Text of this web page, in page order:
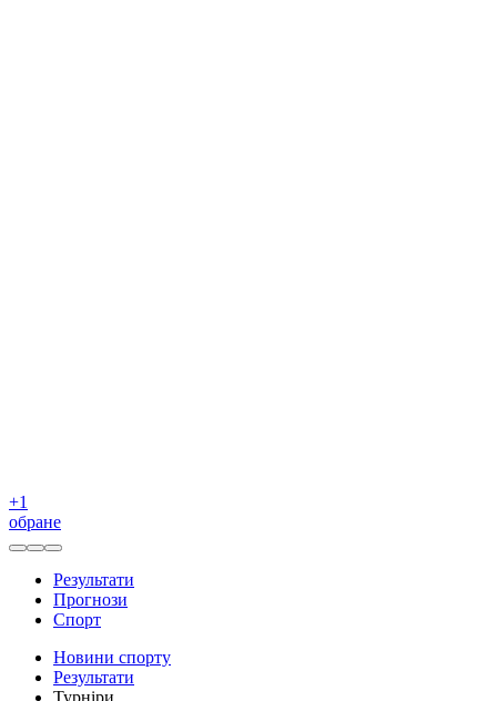
+1
обране
Результати
Прогнози
Спорт
Новини спорту
Результати
Турніри